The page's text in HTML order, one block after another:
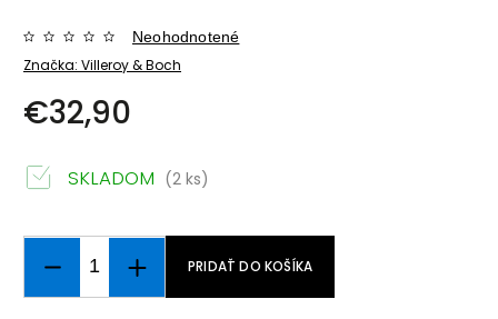
Značka: Villeroy & Boch
Neohodnotené
€32,90
SKLADOM (2 ks)
PRIDAŤ DO KOŠÍKA